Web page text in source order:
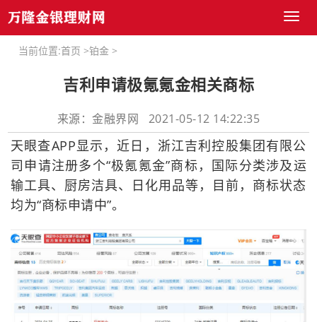
Toggle
当前位置:首页 >铂金 >
吉利申请极氪氪金相关商标
来源：金融界网 2021-05-12 14:22:35
天眼查APP显示，近日，浙江吉利控股集团有限公
司申请注册多个“极氪氪金”商标，国际分类涉及运
输工具、厨房洁具、日化用品等，目前，商标状态
均为“商标申请中”。